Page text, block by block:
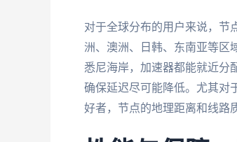
对于全球分布的用户来说，节
洲、澳洲、日韩、东南亚等区
悉尼海岸，加速器都能就近分
确保延迟尽可能降低。尤其对
好者，节点的地理距离和线路